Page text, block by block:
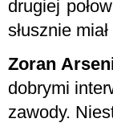
drugiej
słusznie
Zoran
dobrymi
zawody.